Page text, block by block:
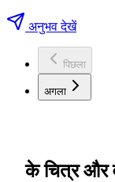
अनुभव देखें
पिछला
अगला
के चित्र और